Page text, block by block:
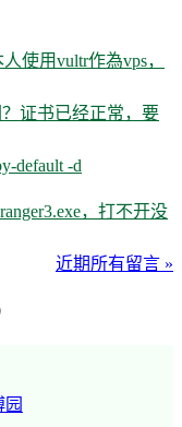
使用vultr作為vps，
证书已经正常，要
default -d
，打不开没
近期所有留言 »